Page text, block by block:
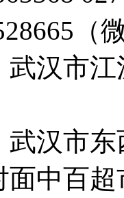
（
武汉市
汉市
面中百